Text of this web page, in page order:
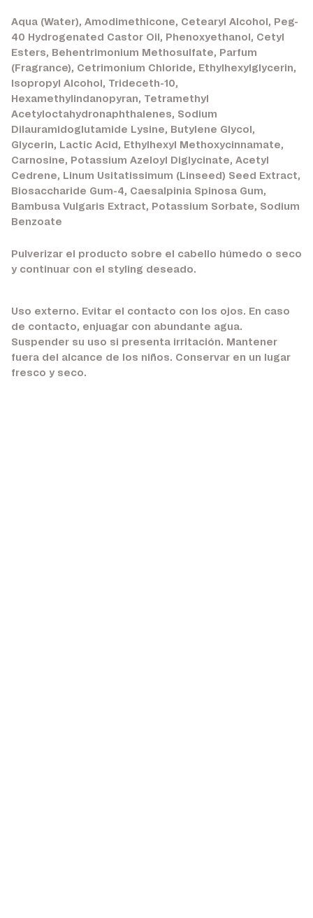
Aqua (Water), Amodimethicone, Cetearyl Alcohol, Peg-
40 Hydrogenated Castor Oil, Phenoxyethanol, Cetyl
Esters, Behentrimonium Methosulfate, Parfum
(Fragrance), Cetrimonium Chloride, Ethylhexylglycerin,
Isopropyl Alcohol, Trideceth-10,
Hexamethylindanopyran, Tetramethyl
Acetyloctahydronaphthalenes, Sodium
Dilauramidoglutamide Lysine, Butylene Glycol,
Glycerin, Lactic Acid, Ethylhexyl Methoxycinnamate,
Carnosine, Potassium Azeloyl Diglycinate, Acetyl
Cedrene, Linum Usitatissimum (Linseed) Seed Extract,
Biosaccharide Gum-4, Caesalpinia Spinosa Gum,
Bambusa Vulgaris Extract, Potassium Sorbate, Sodium
Benzoate
Pulverizar el producto sobre el cabello húmedo o seco
y continuar con el styling deseado.
Uso externo. Evitar el contacto con los ojos. En caso
de contacto, enjuagar con abundante agua.
Suspender su uso si presenta irritación. Mantener
fuera del alcance de los niños. Conservar en un lugar
fresco y seco.